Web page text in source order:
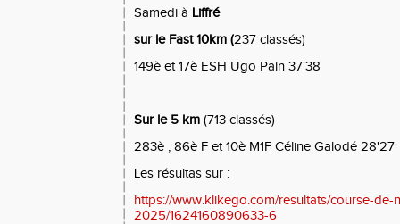
Samedi à Liffré
sur le Fast 10km (237 classés)
149è et 17è ESH Ugo Pain 37'38
Sur le 5 km (713 classés)
283è , 86è F et 10è M1F Céline Galodé 28'27
Les résultas sur :
https://www.klikego.com/resultats/course-de-
2025/1624160890633-6